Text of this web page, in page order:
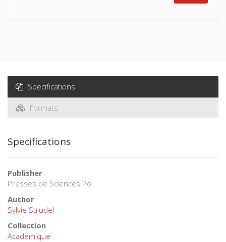
Specifications
Formats
Specifications
Publisher
Presses de Sciences Po
Author
Sylvie Strudel
Collection
Académique